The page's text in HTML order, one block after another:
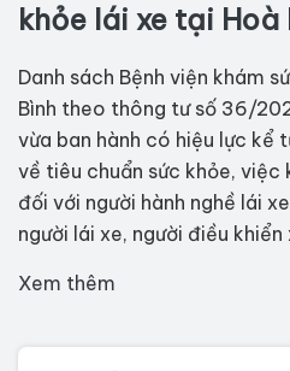
khỏe lái xe tại Hoà
Danh sách Bệnh viện khám
Bình theo thông tư số 36/
vừa ban hành có hiệu lực kể
về tiêu chuẩn sức khỏe, việc
đối với người hành nghề lái
người lái xe, người điều
Xem thêm